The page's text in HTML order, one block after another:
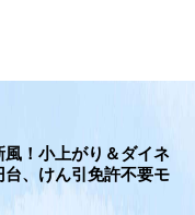
！小上がり＆ダイネ
、けん引免許不要モ